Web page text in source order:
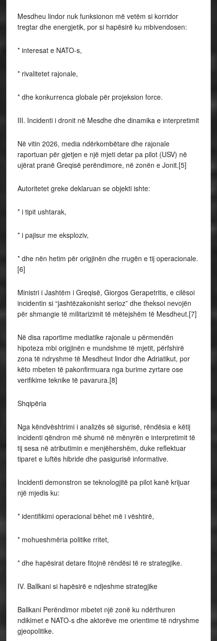
Mesdheu lindor nuk funksionon më vetëm si korridor
tregtar dhe energjetik, por si hapësirë ku mbivendosen:
* interesat e NATO-s,
* rivalitetet rajonale,
* dhe konkurrenca globale për projeksion force.
III. Incidenti i dronit në Mesdhe dhe dinamika e interpretimit
Në vitin 2026, media ndërkombëtare dhe rajonale
raportuan për gjetjen e një mjeti detar pa pilot (USV) në
ujërat pranë Greqisë perëndimore, në zonën e Jonit.[5]
Autoritetet greke deklaruan se objekti ishte:
* i tipit ushtarak,
* i pajisur me eksploziv,
* dhe nën hetim për origjinën dhe rrugën e tij operacionale.
[6]
Ministri i Jashtëm i Greqisë, Giorgos Gerapetritis, e cilësoi
incidentin si “jashtëzakonisht serioz” dhe theksoi nevojën
për shmangie të militarizimit të mëtejshëm të Mesdheut.[7]
Në disa raportime mediatike rajonale u përmendën
hipoteza mbi origjinën e mundshme të mjetit, përfshirë
zona të ndryshme të Mesdheut lindor dhe Adriatikut, por
këto mbeten të pakonfirmuara nga burime zyrtare ose
verifikime teknike të pavarura.[8]
Shqipëria
Nga këndvështrimi i analizës së sigurisë, rëndësia e këtij
incidenti qëndron më shumë në mënyrën e interpretimit të
tij sesa në atributimin e menjëhershëm, duke reflektuar
tiparet e luftës hibride dhe pasigurisë informative.
Incidenti demonstron se teknologjitë pa pilot kanë krijuar
një mjedis ku:
* identifikimi operacional bëhet më i vështirë,
* mohueshmëria politike rritet,
* dhe hapësirat detare fitojnë rëndësi të re strategjike.
IV. Ballkani si hapësirë e ndjeshme strategjike
Ballkani Perëndimor mbetet një zonë ku ndërthuren
ndikimet e NATO-s dhe aktorëve me orientime të ndryshme
gjeopolitike.